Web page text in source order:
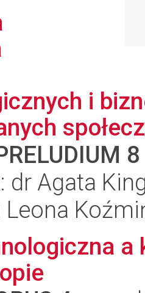
i
8
dr Agata
Leona